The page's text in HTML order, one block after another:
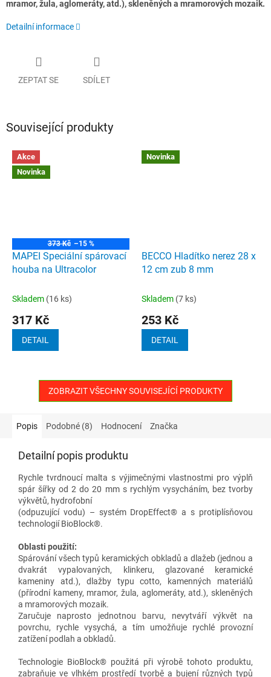
mramor, žula, aglomeráty, atd.), skleněných a mramorových mozaik.
Detailní informace
ZEPTAT SE SDÍLET
Související produkty
Akce
Novinka
373 Kč –15 %
MAPEI Speciální spárovací
houba na Ultracolor
Skladem (16 ks)
317 Kč
DETAIL
Novinka
BECCO Hladítko nerez 28 x
12 cm zub 8 mm
Skladem (7 ks)
253 Kč
DETAIL
ZOBRAZIT VŠECHNY SOUVISEJÍCÍ PRODUKTY
Popis Podobné (8) Hodnocení Značka
Detailní popis produktu
Rychle tvrdnoucí malta s výjimečnými vlastnostmi pro výplň
spár šířky od 2 do 20 mm s rychlým vysycháním, bez tvorby
výkvětů, hydrofobní
(odpuzující vodu) – systém DropEffect® a s protiplísňovou
technologií BioBlock®.
Oblasti použití:
Spárování všech typů keramických obkladů a dlažeb (jednou a
dvakrát vypalovaných, klinkeru, glazované keramické
kameniny atd.), dlažby typu cotto, kamenných materiálů
(přírodní kameny, mramor, žula, aglomeráty, atd.), skleněných
a mramorových mozaik.
Zaručuje naprosto jednotnou barvu, nevytváří výkvět na
povrchu, rychle vysychá, a tím umožňuje rychlé provozní
zatížení podlah a obkladů.
Technologie BioBlock® použitá při výrobě tohoto produktu,
zabraňuje ve vlhkém prostředí tvorbě a bujení různých typů